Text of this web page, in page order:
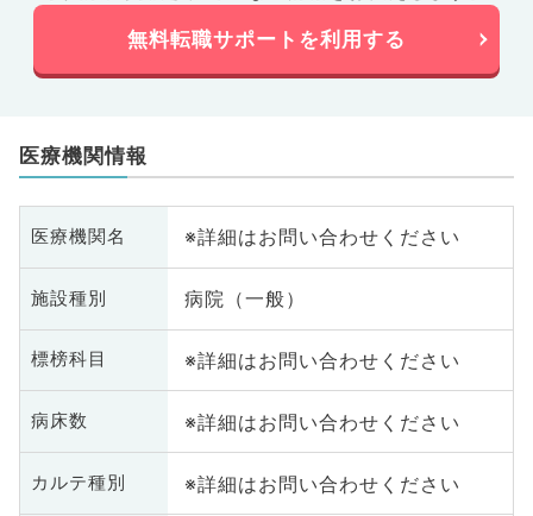
無料転職サポートを利用する
医療機関情報
医療機関名 ※詳細はお問い合わせください
施設種別 病院（一般）
標榜科目 ※詳細はお問い合わせください
病床数 ※詳細はお問い合わせください
カルテ種別 ※詳細はお問い合わせください